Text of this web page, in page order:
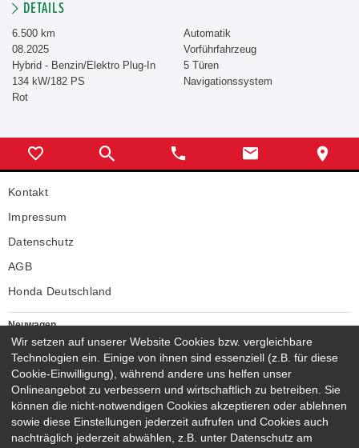
DETAILS
6.500 km
08.2025
Hybrid - Benzin/Elektro Plug-In
134 kW/182 PS
Rot
Automatik
Vorführfahrzeug
5 Türen
Navigationssystem
Kontakt
Impressum
Datenschutz
AGB
Honda Deutschland
Neuwagen
Honda Neuwagen
Gebrauchtwagen
Honda Gebrauchtwagen
Honda Vorführwagen
Gesamtbestand
NEUWAGENMODELLE
Wir setzen auf unserer Website Cookies bzw. vergleichbare
Technologien ein. Einige von ihnen sind essenziell (z.B. für diese
Cookie-Einwilligung), während andere uns helfen unser
Onlineangebot zu verbessern und wirtschaftlich zu betreiben. Sie
können die nicht-notwendigen Cookies akzeptieren oder ablehnen
sowie diese Einstellungen jederzeit aufrufen und Cookies auch
nachträglich jederzeit abwählen, z.B. unter Datenschutz am